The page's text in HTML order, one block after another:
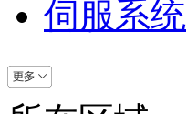
伺服系统